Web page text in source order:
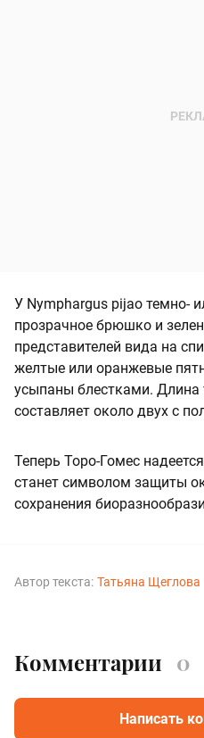
У Nymphargus pijao темно-
прозрачное брюшко и
представителей вида на
желтые или оранжевые
усыпаны блестками. Длина
составляет около двух с
Теперь Торо-Гомес
станет символом защиты
сохранения
Автор текста: Татьяна Щеглова
Комментарии 0
Написать